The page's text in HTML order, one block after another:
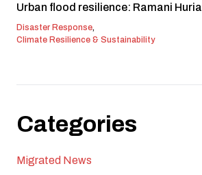
Urban flood resilience: Ramani Huria
Disaster Response,
Climate Resilience & Sustainability
Categories
Migrated News